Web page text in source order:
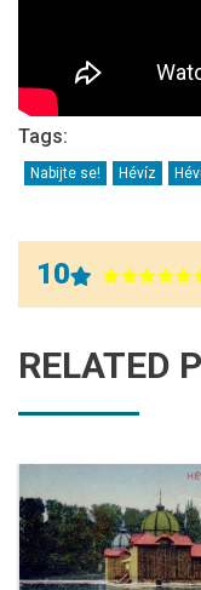
Tags:
Nabijte se! Hévíz
10
RELATED